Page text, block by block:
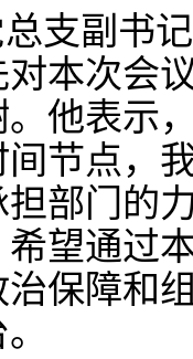
支副书
本次会
他表示
节点，
部门的
望通过
保障和